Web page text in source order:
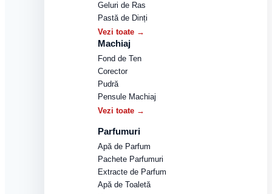
Geluri de Ras
Pastă de Dinți
Vezi toate →
Machiaj
Fond de Ten
Corector
Pudră
Pensule Machiaj
Vezi toate →
Parfumuri
Apă de Parfum
Pachete Parfumuri
Extracte de Parfum
Apă de Toaletă